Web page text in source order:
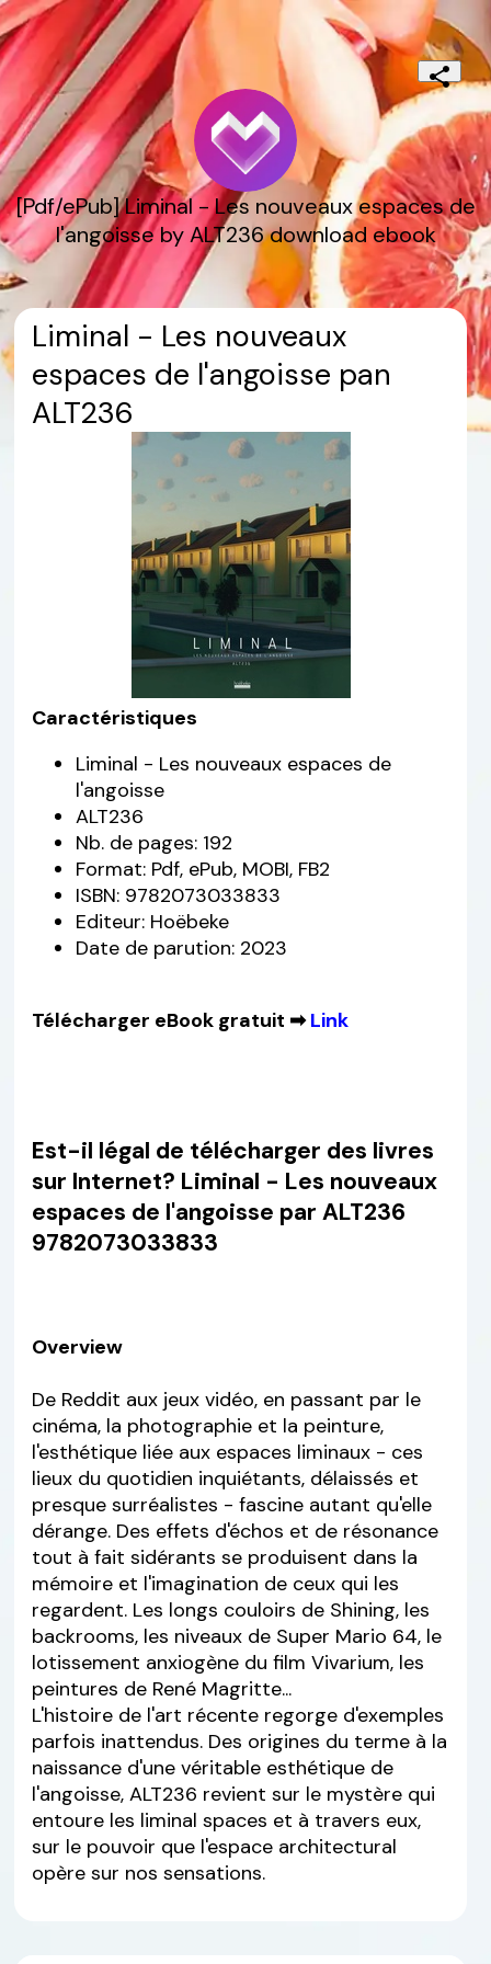
[Pdf/ePub] Liminal - Les nouveaux espaces de
l'angoisse by ALT236 download ebook
Liminal - Les nouveaux
espaces de l'angoisse pan
ALT236
Caractéristiques
Liminal - Les nouveaux espaces de
l'angoisse
ALT236
Nb. de pages: 192
Format: Pdf, ePub, MOBI, FB2
ISBN: 9782073033833
Editeur: Hoëbeke
Date de parution: 2023
Télécharger eBook gratuit ➡Link
Est-il légal de télécharger des livres
sur Internet? Liminal - Les nouveaux
espaces de l'angoisse par ALT236
9782073033833
Overview
De Reddit aux jeux vidéo, en passant par le
cinéma, la photographie et la peinture,
l'esthétique liée aux espaces liminaux - ces
lieux du quotidien inquiétants, délaissés et
presque surréalistes - fascine autant qu'elle
dérange. Des effets d'échos et de résonance
tout à fait sidérants se produisent dans la
mémoire et l'imagination de ceux qui les
regardent. Les longs couloirs de Shining, les
backrooms, les niveaux de Super Mario 64, le
lotissement anxiogène du film Vivarium, les
peintures de René Magritte...
L'histoire de l'art récente regorge d'exemples
parfois inattendus. Des origines du terme à la
naissance d'une véritable esthétique de
l'angoisse, ALT236 revient sur le mystère qui
entoure les liminal spaces et à travers eux,
sur le pouvoir que l'espace architectural
opère sur nos sensations.